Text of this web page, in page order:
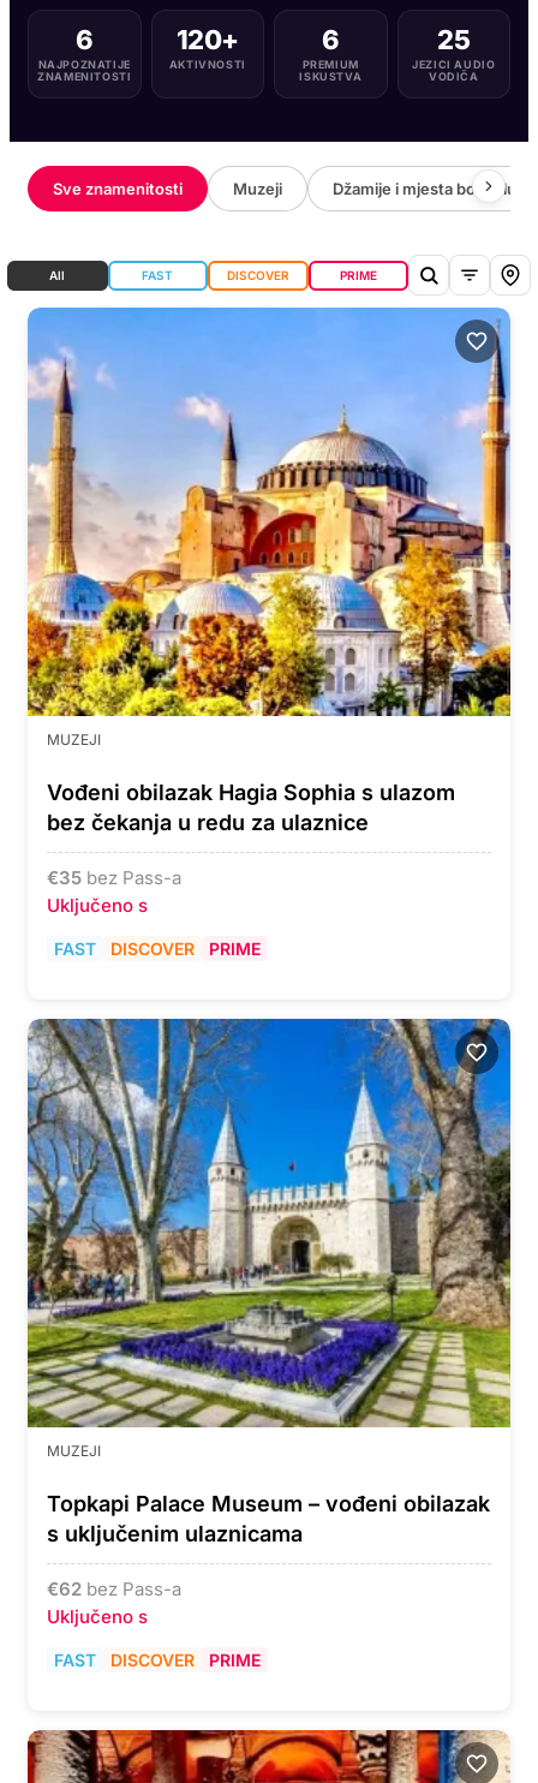
6
NAJPOZNATIJE
ZNAMENITOSTI
120+
AKTIVNOSTI
6
PREMIUM
ISKUSTVA
25
JEZICI AUDIO
VODIČA
Sve znamenitosti Muzeji Džamije i mjesta bogoslužja
All FAST DISCOVER PRIME
MUZEJI
Vođeni obilazak Hagia Sophia s ulazom
bez čekanja u redu za ulaznice
€35 bez Pass-a
Uključeno s
FAST DISCOVER PRIME
MUZEJI
Topkapi Palace Museum – vođeni obilazak
s uključenim ulaznicama
€62 bez Pass-a
Uključeno s
FAST DISCOVER PRIME